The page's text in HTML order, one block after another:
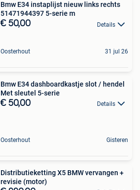
Bmw E34 instaplijst nieuw links rechts
51471944397 5-serie m
€ 50,00 Details
Oosterhout 31 jul 26
Bmw E34 dashboardkastje slot / hendel
Met sleutel 5-serie
€ 50,00 Details
Oosterhout Gisteren
Distributieketting X5 BMW vervangen +
revisie (motor)